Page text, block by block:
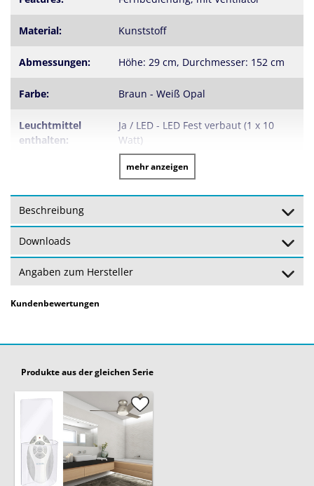
Material: Kunststoff
Abmessungen: Höhe: 29 cm, Durchmesser: 152 cm
Farbe: Braun - Weiß Opal
Leuchtmittel
enthalten:
Ja / LED - LED Fest verbaut (1 x 10
Watt)
1 x 1116 Lumen = 1116 Lumen
Lichtfarbe:
Dimmbar:
Spannung: 230 Volt
Schutz:
Leistungsstufen: 3
Luftstrom:
min: 2868 m³/Stunde - max: 6869
Ventilator
66 Watt
mehr anzeigen
Beschreibung
Downloads
Angaben zum Hersteller
Kundenbewertungen
Produkte aus der gleichen Serie